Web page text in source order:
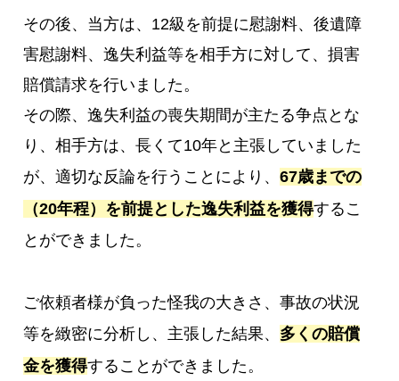
その後、当方は、12級を前提に慰謝料、後遺障
害慰謝料、逸失利益等を相手方に対して、損害
賠償請求を行いました。
その際、逸失利益の喪失期間が主たる争点とな
り、相手方は、長くて10年と主張していました
が、適切な反論を行うことにより、67歳までの
（20年程）を前提とした逸失利益を獲得するこ
とができました。
ご依頼者様が負った怪我の大きさ、事故の状況
等を緻密に分析し、主張した結果、 多くの賠償
金を獲得することができました。